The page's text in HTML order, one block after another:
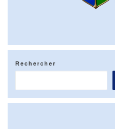
Rechercher